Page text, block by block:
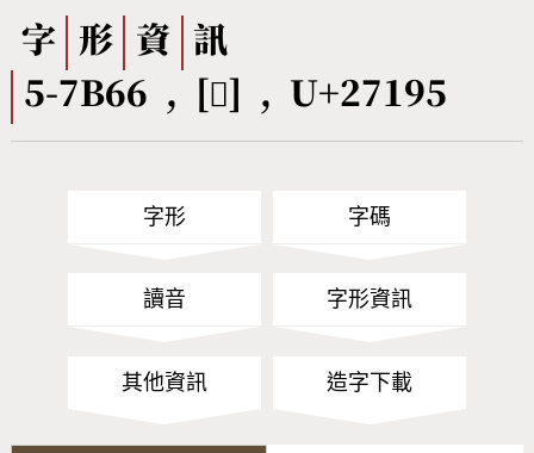
筆順序查詢
CNS查詢 Unicode查詢
字形下載
熱門查詢統計
字 形 資
訊
5-7B66 , [𧆕] , U+27195
字形 字碼
讀音 字形資訊
其他資訊 造字下載